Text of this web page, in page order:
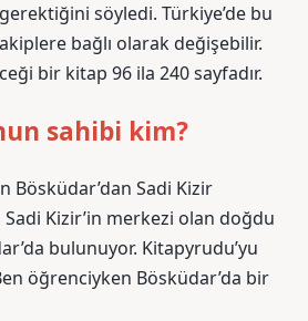
söyledi. Türkiye’de bu
bağlı olarak değişebilir.
bir kitap 96 ila 240 sayfadır.
sahibi kim?
Bösküdar’dan Sadi Kizir
Kizir’in merkezi olan doğdu
bulunuyor. Kitapyrudu’yu
öğrenciyken Bösküdar’da bir